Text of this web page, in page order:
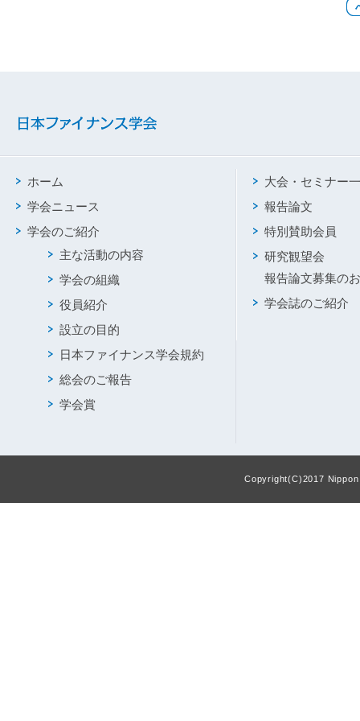
ホーム
学会ニュース
学会のご紹介
主な活動の内容
学会の組織
役員紹介
設立の目的
日本ファイナンス学会規約
総会のご報告
学会賞
大会・セミナー
報告論文
特別賛助会員
研究観望会
報告論文募集の
学会誌のご紹介
Copyright(C)2017